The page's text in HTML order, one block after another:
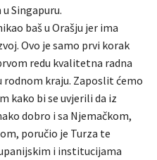
Singapuru.
baš u Orašju jer ima
Ovo je samo prvi korak
redu kvalitetna radna
kraju. Zaposlit ćemo
kako bi se uvjerili da iz
dobro i sa Njemačkom,
poručio je Turza te
i institucijama